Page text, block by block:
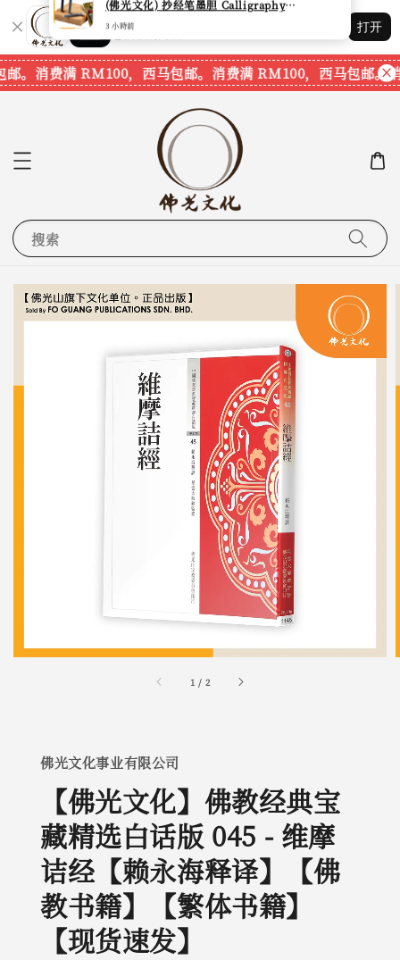
Shopping: 追踪您的订单
您信赖的商店
打开
。消费满 RM100，西马包邮。消费满 RM100，西马包邮。消
搜索
1 / 2
佛光文化事业有限公司
【佛光文化】佛教经典宝
藏精选白话版 045 - 维摩
诘经【赖永海释译】【佛
教书籍】【繁体书籍】
【现货速发】